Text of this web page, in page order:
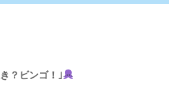
？ビンゴ！｣